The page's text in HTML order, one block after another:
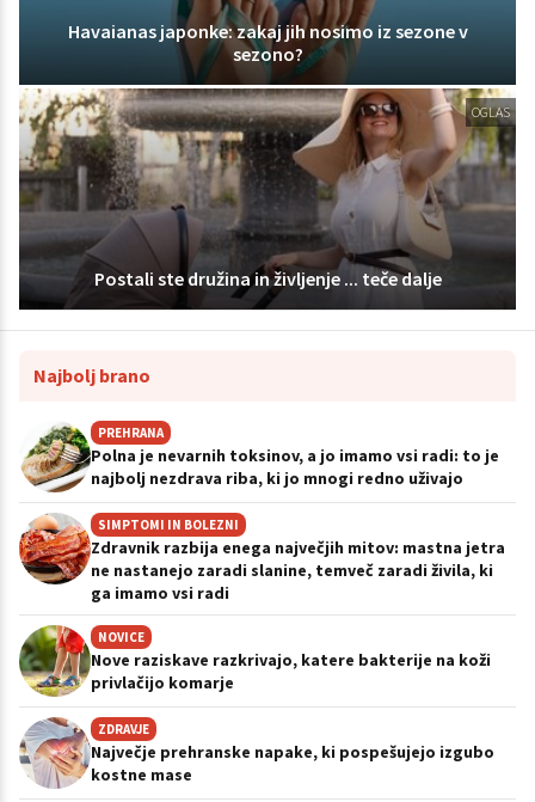
Havaianas japonke: zakaj jih nosimo iz sezone v
sezono?
OGLAS
Postali ste družina in življenje ... teče dalje
Najbolj brano
PREHRANA
Polna je nevarnih toksinov, a jo imamo vsi radi: to je
najbolj nezdrava riba, ki jo mnogi redno uživajo
SIMPTOMI IN BOLEZNI
Zdravnik razbija enega največjih mitov: mastna jetra
ne nastanejo zaradi slanine, temveč zaradi živila, ki
ga imamo vsi radi
NOVICE
Nove raziskave razkrivajo, katere bakterije na koži
privlačijo komarje
ZDRAVJE
Največje prehranske napake, ki pospešujejo izgubo
kostne mase